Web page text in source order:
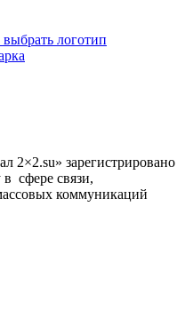
логотип
2×2.su» зарегистрировано
сфере связи,
коммуникаций